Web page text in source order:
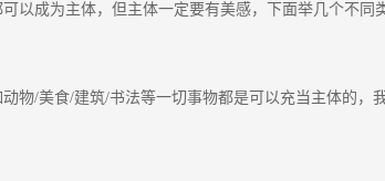
以成为主体，但主体一定要有美感，下面举几个不同
物/美食/建筑/书法等一切事物都是可以充当主体的，